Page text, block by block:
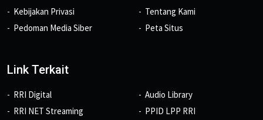
Kebijakan Privasi
Pedoman Media Siber
Tentang Kami
Peta Situs
Link Terkait
RRI Digital
RRI NET Streaming
Audio Library
PPID LPP RRI